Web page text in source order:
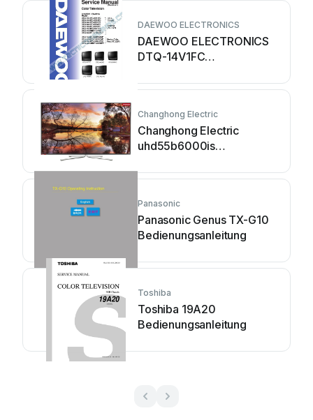
DAEWOO ELECTRONICS
DAEWOO ELECTRONICS
DTQ-14V1FC
Changhong Electric
Changhong Electric
uhd55b6000is
Panasonic
Panasonic Genus TX-G10
Bedienungsanleitung
Toshiba
Toshiba 19A20
Bedienungsanleitung